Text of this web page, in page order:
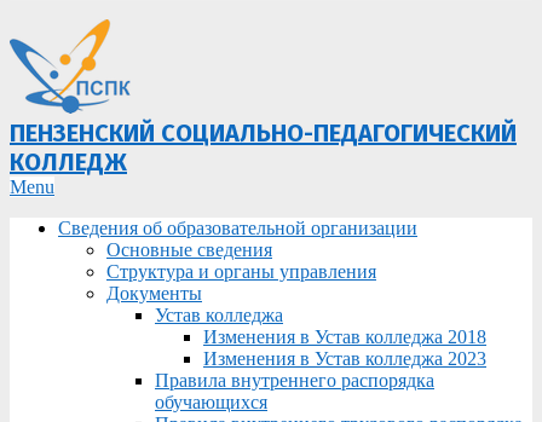
ПЕНЗЕНСКИЙ СОЦИАЛЬНО-ПЕДАГОГИЧЕСКИЙ
КОЛЛЕДЖ
Primary
Menu
Menu
Сведения об образовательной организации
Основные сведения
Структура и органы управления
Документы
Устав колледжа
Изменения в Устав колледжа 2018
Изменения в Устав колледжа 2023
Правила внутреннего распорядка
обучающихся